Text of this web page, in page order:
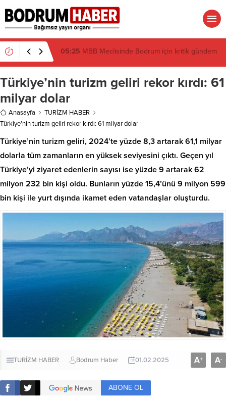
19:16Atatürk’ün İsmi Var, Cismi Yok: Atatürkçü
Düşünce Derneği Pusulayı mı Şaşırdı Yoksa
Navigasyon mu Bozuldu?
Türkiye’nin turizm geliri rekor kırdı: 61
milyar dolar
Anasayfa
TURİZM HABER
Türkiye’nin turizm geliri rekor kırdı: 61 milyar dolar
Türkiye’nin turizm geliri, 2024’te yüzde 8,3 artarak 61,1 milyar
dolarla tüm zamanların en yüksek seviyesini çıktı. Geçen yıl
Türkiye’yi ziyaret edenlerin sayısı ise yüzde 9 artarak 62
milyon 232 bin kişi oldu. Bunların yüzde 15,4’ünü 9 milyon 599
bin kişi ile yurt dışında ikamet eden vatandaşlar oluşturdu.
TURİZM HABER Bodrum Haber 01.02.2025 A+ A-
ABONE OL